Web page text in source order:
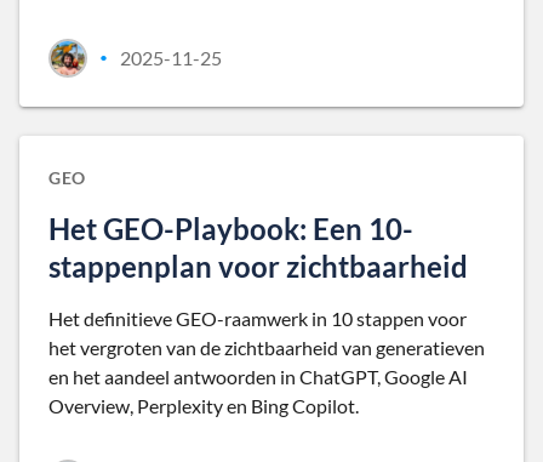
• 2025-11-25
GEO
Het GEO-Playbook: Een 10-
stappenplan voor zichtbaarheid
Het definitieve GEO-raamwerk in 10 stappen voor
het vergroten van de zichtbaarheid van generatieven
en het aandeel antwoorden in ChatGPT, Google AI
Overview, Perplexity en Bing Copilot.